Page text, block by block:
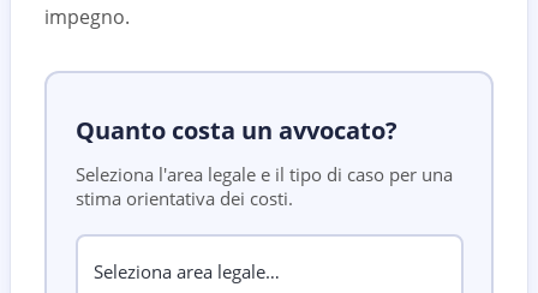
impegno.
Quanto costa un avvocato?
Seleziona l'area legale e il tipo di caso per una
stima orientativa dei costi.